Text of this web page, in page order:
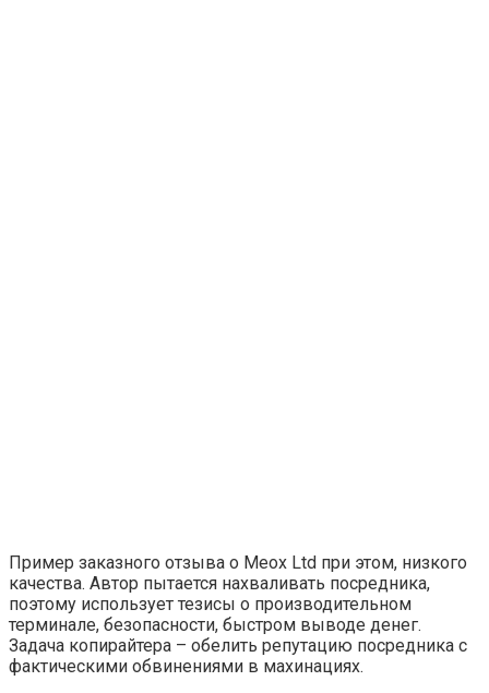
Пример заказного отзыва о Meox Ltd при этом, низкого
качества. Автор пытается нахваливать посредника,
поэтому использует тезисы о производительном
терминале, безопасности, быстром выводе денег.
Задача копирайтера – обелить репутацию посредника с
фактическими обвинениями в махинациях.